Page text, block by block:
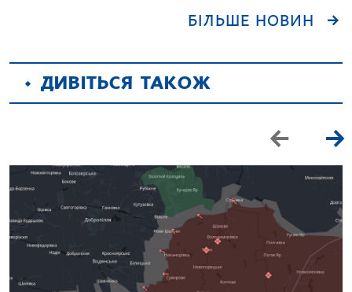
БІЛЬШЕ НОВИН
ДИВІТЬСЯ ТАКОЖ